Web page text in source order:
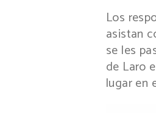
Los
asistan
se les
de Laro
lugar en